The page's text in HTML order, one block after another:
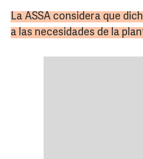
La ASSA considera que
a las necesidades de la